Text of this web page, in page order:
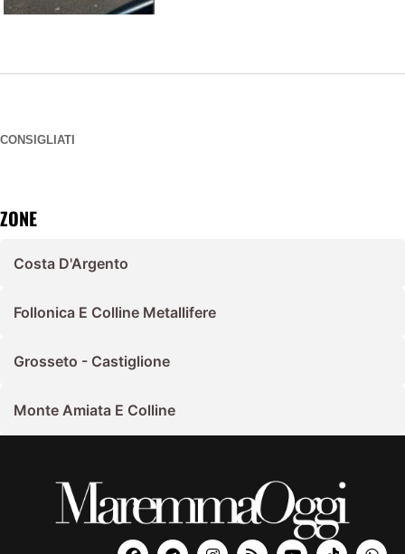
CONSIGLIATI
ZONE
Costa D'Argento
Follonica E Colline Metallifere
Grosseto - Castiglione
Monte Amiata E Colline